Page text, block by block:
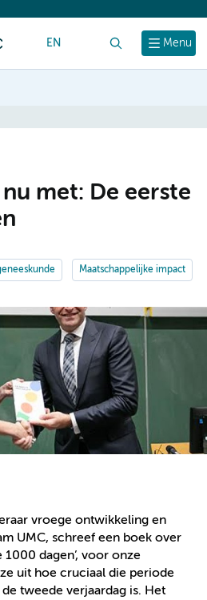
Menu
EN
met: De eerste
Maatschappelijke impact
vroege ontwikkeling en
UMC, schreef een boek over
1000 dagen’, voor onze
uit hoe cruciaal die periode
tweede verjaardag is. Het